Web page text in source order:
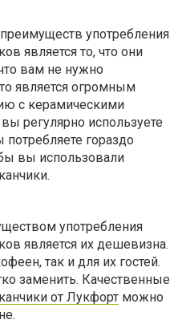
употребления
является то, что они
вам не нужно
является огромным
с керамическими
регулярно используете
гораздо
вы использовали
употребления
является их дешевизна.
так и для их гостей.
заменить. Качественные
от Лукфорт можно